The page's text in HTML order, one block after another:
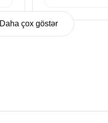
Daha çox göstər